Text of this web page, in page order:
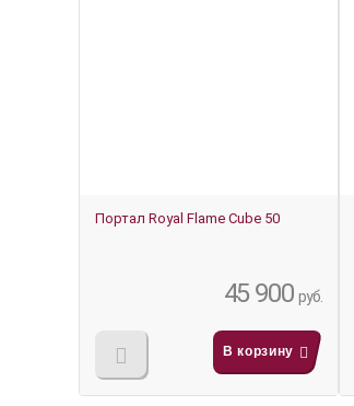
Портал Royal Flame Cube 50
45 900руб.
В корзину